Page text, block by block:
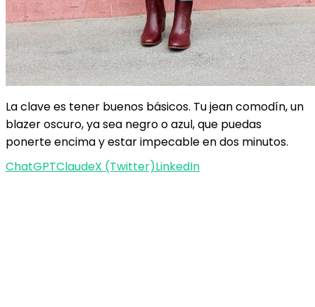
La clave es tener buenos básicos. Tu jean comodín, un
blazer oscuro, ya sea negro o azul, que puedas
ponerte encima y estar impecable en dos minutos.
ChatGPTClaudeX (Twitter)LinkedIn